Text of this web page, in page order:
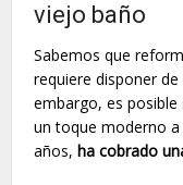
viejo baño
Sabemos que
requiere disponer
embargo, es
un toque moderno
años,ha cobrado